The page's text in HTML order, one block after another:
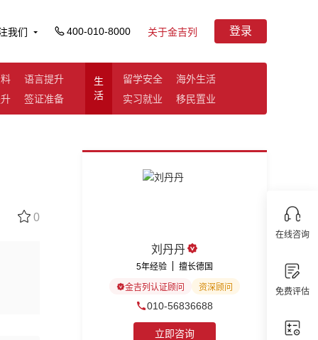
我们 400-010-8000 关于金吉列 登录
语言提升
签证准备
生
活
留学安全
海外生活
实习就业
移民置业
在线咨询
免费评估
0
刘丹丹
5年经验 擅长德国
金吉列认证顾问 资深顾问
010-56836688
立即咨询